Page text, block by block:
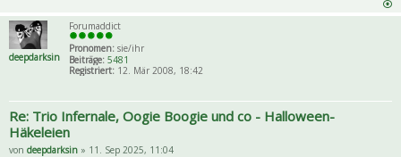
deepdarksin
Forumaddict
Pronomen: sie/ihr
Beiträge: 5481
Registriert: 12. Mär 2008, 18:42
Re: Trio Infernale, Oogie Boogie und co - Halloween-
Häkeleien
von deepdarksin » 11. Sep 2025, 11:04